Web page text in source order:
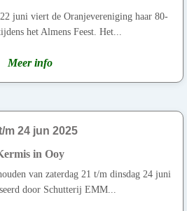
juni viert de Oranjevereniging haar 80-
het Almens Feest. Het...
Meer info
m 24 jun 2025
in Ooy
van zaterdag 21 t/m dinsdag 24 juni
door Schutterij EMM...